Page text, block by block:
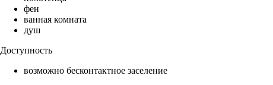
фен
ванная комната
душ
Доступность
возможно бесконтактное заселение